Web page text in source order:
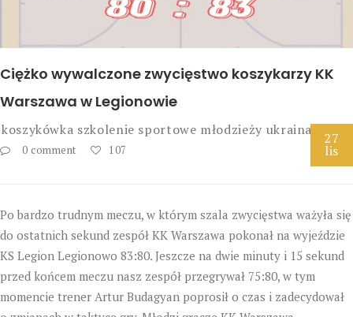
Ciężko wywalczone zwycięstwo koszykarzy KK
Warszawa w Legionowie
koszykówka szkolenie sportowe młodzieży ukraina
0 comment 107
27
lis
Po bardzo trudnym meczu, w którym szala zwycięstwa ważyła się
do ostatnich sekund zespół KK Warszawa pokonał na wyjeździe
KS Legion Legionowo 83:80. Jeszcze na dwie minuty i 15 sekund
przed końcem meczu nasz zespół przegrywał 75:80, w tym
momencie trener Artur Budagyan poprosił o czas i zadecydował